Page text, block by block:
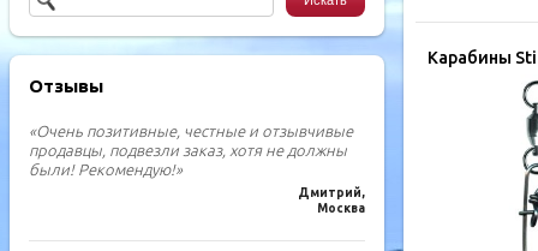
Отзывы
«Очень позитивные, честные и отзывчивые
продавцы, подвезли заказ, хотя не должны
были! Рекомендую!»
Дмитрий,
Москва
Карабины